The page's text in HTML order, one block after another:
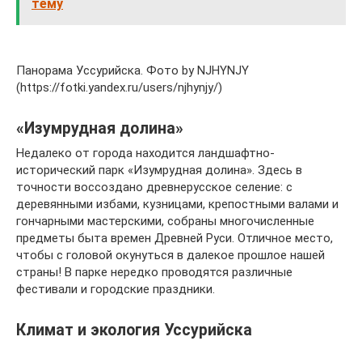
тему
Панорама Уссурийска. Фото by NJHYNJY
(https://fotki.yandex.ru/users/njhynjy/)
«Изумрудная долина»
Недалеко от города находится ландшафтно-
исторический парк «Изумрудная долина». Здесь в
точности воссоздано древнерусское селение: с
деревянными избами, кузницами, крепостными валами и
гончарными мастерскими, собраны многочисленные
предметы быта времен Древней Руси. Отличное место,
чтобы с головой окунуться в далекое прошлое нашей
страны! В парке нередко проводятся различные
фестивали и городские праздники.
Климат и экология Уссурийска